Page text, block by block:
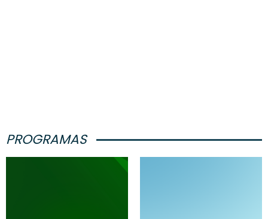
PROGRAMAS